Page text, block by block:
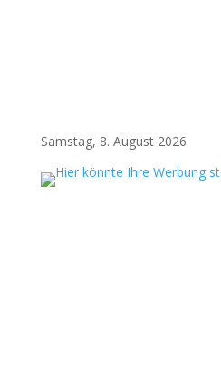
Samstag, 8. August 2026